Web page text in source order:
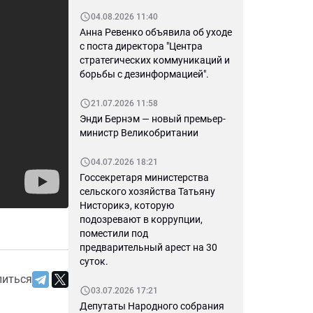
04.08.2026 11:40
Анна Ревенко объявила об уходе
с поста директора "Центра
стратегических коммуникаций и
борьбы с дезинформацией".
21.07.2026 11:58
Энди Бернэм — новый премьер-
министр Великобритании
04.07.2026 18:21
Госсекретаря министерства
сельского хозяйства Татьяну
Нисторикэ, которую
подозревают в коррупции,
поместили под
предварительный арест на 30
суток.
03.07.2026 17:21
Депутаты Народного собрания